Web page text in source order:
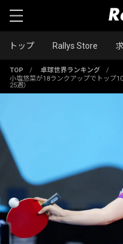
トップ Rallys Store
TOP / 卓球世界ランキング
/
小塩悠菜が18ランクアップでトップ
25週）